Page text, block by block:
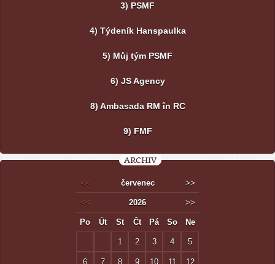
3) PSMF
4) Týdeník Hanspaulka
5) Můj tým PSMF
6) JS Agency
8) Ambasada RM în RC
9) FMF
ARCHIV
<< červenec >>
<< 2026 >>
Po Út St Čt Pá So Ne
1 2 3 4 5
6 7 8 9 10 11 12